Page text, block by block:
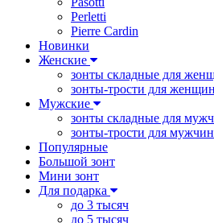
Perletti
Pierre Cardin
Новинки
Женские
зонты складные для
зонты-трости для женщин
Мужские
зонты складные для
зонты-трости для мужчин
Популярные
Большой зонт
Мини зонт
Для подарка
до 3 тысяч
до 5 тысяч